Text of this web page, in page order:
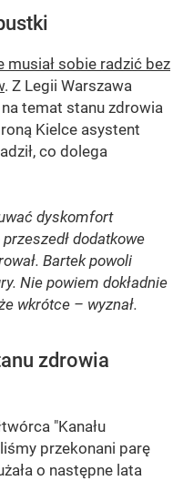
musiał sobie radzić bez
. Z Legii Warszawa
temat stanu zdrowia
Kielce asystent
co dolega
dyskomfort
dodatkowe
Bartek powoli
Nie powiem dokładnie
wkrótce – wyznał.
zdrowia
"Kanału
przekonani parę
o następne lata